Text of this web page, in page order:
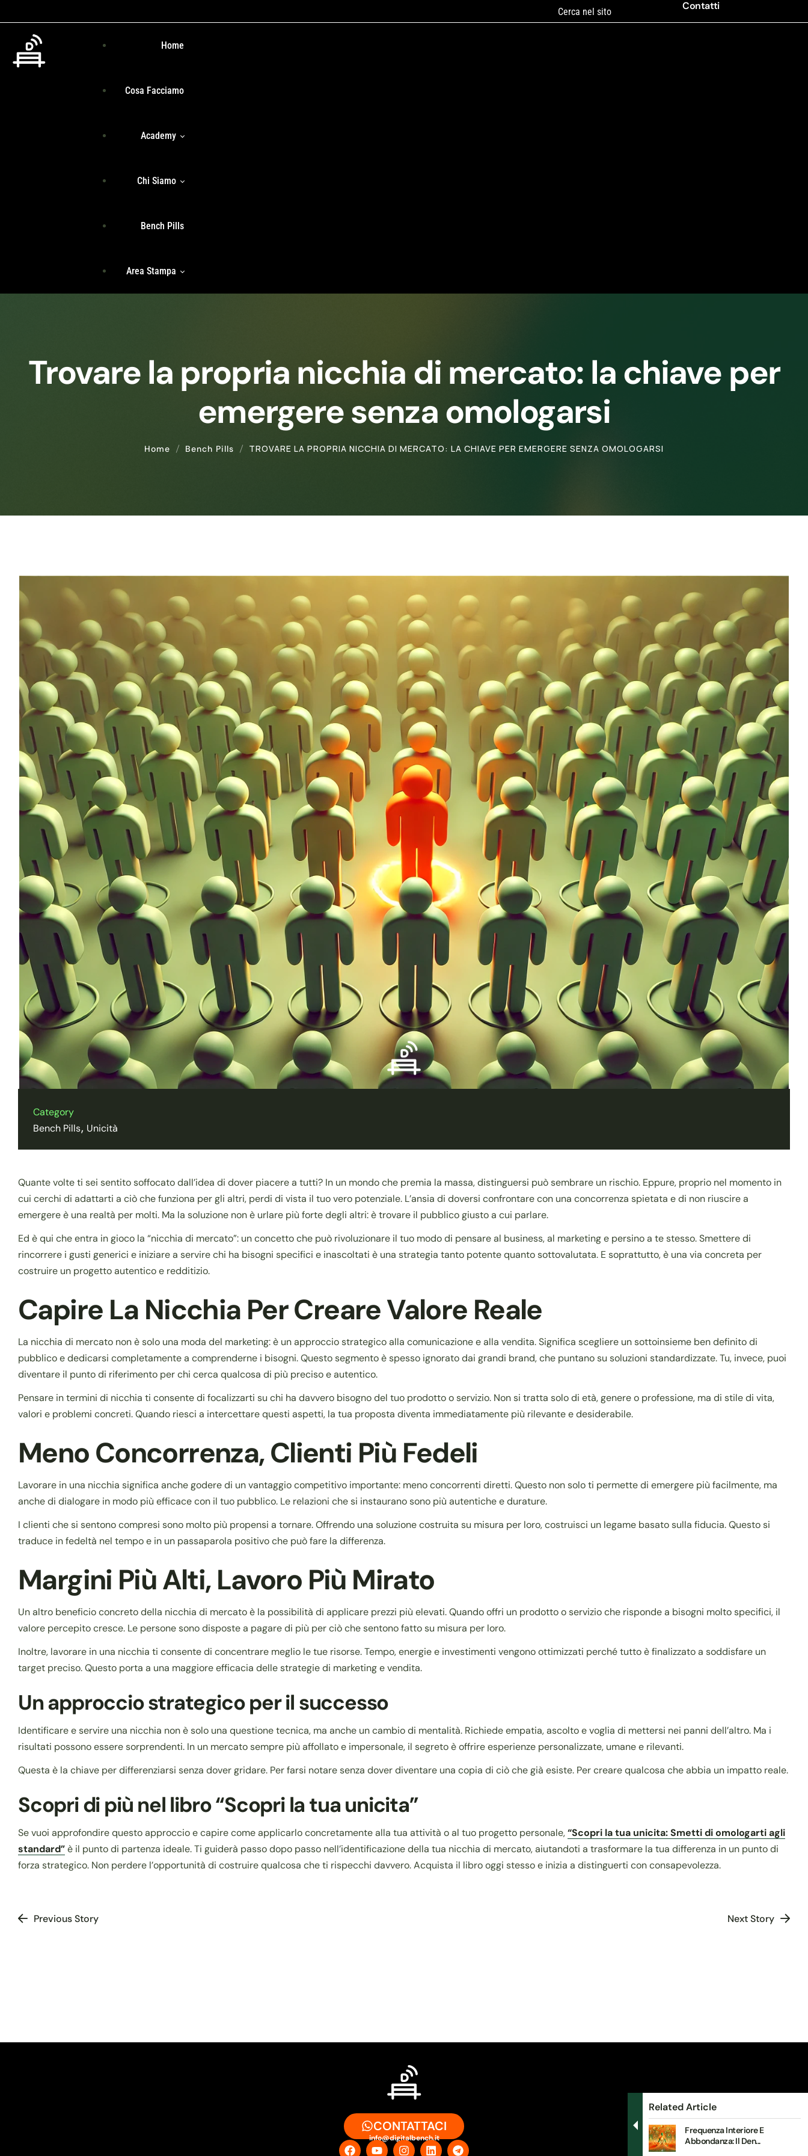
Contatti
Home
Cosa Facciamo
Academy
Storie Di Unicità
Chi Siamo
Bench Pills
Area Stampa
Comunicati Stampa
Trovare la propria nicchia di mercato: la chiave per
emergere senza omologarsi
Home Bench Pills TROVARE LA PROPRIA NICCHIA DI MERCATO: LA CHIAVE PER EMERGERE SENZA OMOLOGARSI
Category
Bench Pills Unicità
Quante volte ti sei sentito soffocato dall’idea di dover piacere a tutti? In un mondo che premia la massa, distinguersi può sembrare un rischio. Eppure, proprio nel momento in
cui cerchi di adattarti a ciò che funziona per gli altri, perdi di vista il tuo vero potenziale. L’ansia di doversi confrontare con una concorrenza spietata e di non riuscire a
emergere è una realtà per molti. Ma la soluzione non è urlare più forte degli altri: è trovare il pubblico giusto a cui parlare.
Ed è qui che entra in gioco la “nicchia di mercato”: un concetto che può rivoluzionare il tuo modo di pensare al business, al marketing e persino a te stesso. Smettere di
rincorrere i gusti generici e iniziare a servire chi ha bisogni specifici e inascoltati è una strategia tanto potente quanto sottovalutata. E soprattutto, è una via concreta per
costruire un progetto autentico e redditizio.
Capire La Nicchia Per Creare Valore Reale
La nicchia di mercato non è solo una moda del marketing: è un approccio strategico alla comunicazione e alla vendita. Significa scegliere un sottoinsieme ben definito di
pubblico e dedicarsi completamente a comprenderne i bisogni. Questo segmento è spesso ignorato dai grandi brand, che puntano su soluzioni standardizzate. Tu, invece, puoi
diventare il punto di riferimento per chi cerca qualcosa di più preciso e autentico.
Pensare in termini di nicchia ti consente di focalizzarti su chi ha davvero bisogno del tuo prodotto o servizio. Non si tratta solo di età, genere o professione, ma di stile di vita,
valori e problemi concreti. Quando riesci a intercettare questi aspetti, la tua proposta diventa immediatamente più rilevante e desiderabile.
Meno Concorrenza, Clienti Più Fedeli
Lavorare in una nicchia significa anche godere di un vantaggio competitivo importante: meno concorrenti diretti. Questo non solo ti permette di emergere più facilmente, ma
anche di dialogare in modo più efficace con il tuo pubblico. Le relazioni che si instaurano sono più autentiche e durature.
I clienti che si sentono compresi sono molto più propensi a tornare. Offrendo una soluzione costruita su misura per loro, costruisci un legame basato sulla fiducia. Questo si
traduce in fedeltà nel tempo e in un passaparola positivo che può fare la differenza.
Margini Più Alti, Lavoro Più Mirato
Un altro beneficio concreto della nicchia di mercato è la possibilità di applicare prezzi più elevati. Quando offri un prodotto o servizio che risponde a bisogni molto specifici, il
valore percepito cresce. Le persone sono disposte a pagare di più per ciò che sentono fatto su misura per loro.
Inoltre, lavorare in una nicchia ti consente di concentrare meglio le tue risorse. Tempo, energie e investimenti vengono ottimizzati perché tutto è finalizzato a soddisfare un
target preciso. Questo porta a una maggiore efficacia delle strategie di marketing e vendita.
Un approccio strategico per il successo
Identificare e servire una nicchia non è solo una questione tecnica, ma anche un cambio di mentalità. Richiede empatia, ascolto e voglia di mettersi nei panni dell’altro. Ma i
risultati possono essere sorprendenti. In un mercato sempre più affollato e impersonale, il segreto è offrire esperienze personalizzate, umane e rilevanti.
Questa è la chiave per differenziarsi senza dover gridare. Per farsi notare senza dover diventare una copia di ciò che già esiste. Per creare qualcosa che abbia un impatto reale.
Scopri di più nel libro “Scopri la tua unicita”
Se vuoi approfondire questo approccio e capire come applicarlo concretamente alla tua attività o al tuo progetto personale,“Scopri la tua unicita: Smetti di omologarti agli
standard”è il punto di partenza ideale. Ti guiderà passo dopo passo nell’identificazione della tua nicchia di mercato, aiutandoti a trasformare la tua differenza in un punto di
forza strategico. Non perdere l’opportunità di costruire qualcosa che ti rispecchi davvero. Acquista il libro oggi stesso e inizia a distinguerti con consapevolezza.
Previous Story Next Story
Related Article
Frequenza Interiore E
Abbondanza: Il Den...
CONTATTACI
info@digitalbench.it